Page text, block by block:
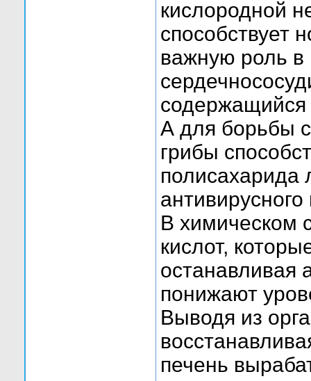
кислородной
способствует
важную роль в
содержащийся
А для борьбы
грибы
полисахарида
В химическом
кислот,
останавливая
понижают
Выводя из
печень